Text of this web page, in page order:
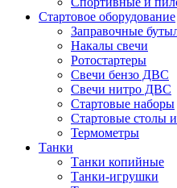
Стартовое оборудование
Заправочные
Накалы свечи
Ротостартеры
Свечи бензо ДВС
Свечи нитро ДВС
Стартовые наборы
Стартовые столы
Термометры
Танки
Танки копийные
Танки-игрушки